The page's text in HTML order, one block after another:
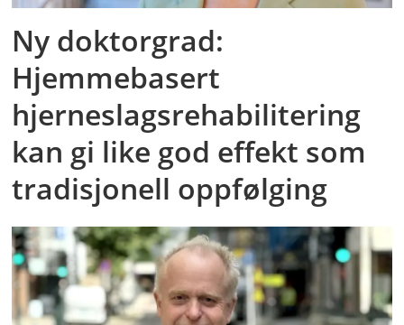
Ny doktorgrad:
Hjemmebasert
hjerneslagsrehabilitering
kan gi like god effekt som
tradisjonell oppfølging